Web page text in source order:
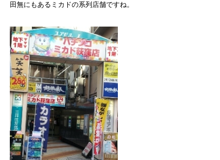
田無にもあるミカドの系列店舗ですね。